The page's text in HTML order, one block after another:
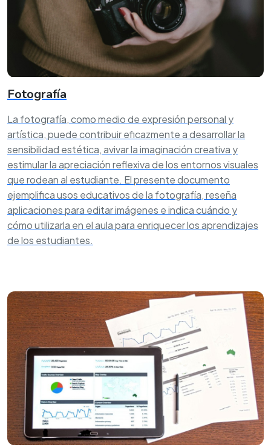
Fotografía
La fotografía, como medio de expresión personal y
artística, puede contribuir eficazmente a desarrollar la
sensibilidad estética, avivar la imaginación creativa y
estimular la apreciación reflexiva de los entornos visuales
que rodean al estudiante. El presente documento
ejemplifica usos educativos de la fotografía, reseña
aplicaciones para editar imágenes e indica cuándo y
cómo utilizarla en el aula para enriquecer los aprendizajes
de los estudiantes.